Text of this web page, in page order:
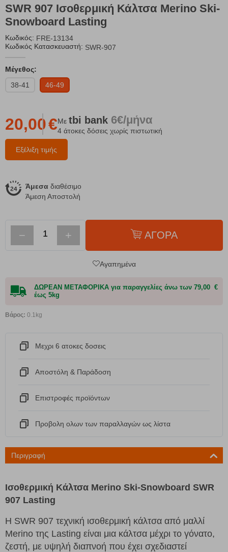
SWR 907 Ισοθερμική Κάλτσα Merino Ski-
Snowboard Lasting
Κωδικός: FRE-13134
Κωδικός Κατασκευαστή: SWR-907
Μέγεθος:
38-41
46-49
Εξέλιξη τιμής
20,00€Με tbi bank 6€/μήνα
4 άτοκες δόσεις χωρίς πιστωτική
Άμεσα διαθέσιμο
Άμεση Αποστολή
− + ΑΓΟΡΑ
Αγαπημένα
ΔΩΡΕΑΝ ΜΕΤΑΦΟΡΙΚΑ για παραγγελίες άνω των 79,00 €
έως 5kg
Βάρος: 0.1kg
Μεχρι 6 ατοκες δοσεις
Αποστόλη & Παράδοση
Eπιστροφές προϊόντων
Προβολη ολων των παραλλαγών ως λίστα
Περιγραφή
Ισοθερμική Κάλτσα Merino Ski-Snowboard SWR
907 Lasting
Η SWR 907 τεχνική ισοθερμική κάλτσα από μαλλί
Merino της Lasting είναι μια κάλτσα μέχρι το γόνατο,
ζεστή, με υψηλή διαπνοή που έχει σχεδιαστεί